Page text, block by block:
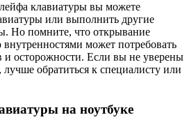
клавиатуры вы можете
или выполнить другие
Но помните, что открывание
внутренностями может потребовать
и осторожности. Если вы не уверены
обратиться к специалисту или
на ноутбуке